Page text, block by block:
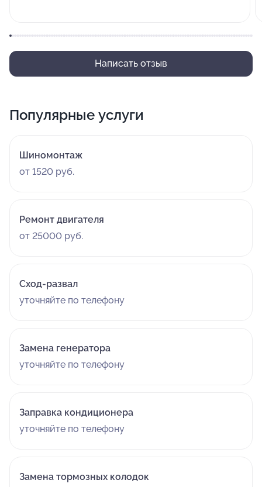
Написать отзыв
Популярные услуги
Шиномонтаж
от 1520 руб.
Ремонт двигателя
от 25000 руб.
Сход-развал
уточняйте по телефону
Замена генератора
уточняйте по телефону
Заправка кондиционера
уточняйте по телефону
Замена тормозных колодок